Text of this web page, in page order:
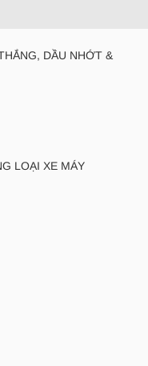
DẦU NHỚT &
LOẠI XE MÁY